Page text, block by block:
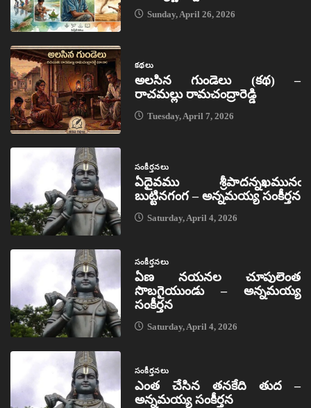
Sunday, April 26, 2026
కథలు
అలసిన గుండెలు (కథ) –
రాచమల్లు రామచంద్రారెడ్డి
Tuesday, April 7, 2026
సంకీర్తనలు
ఏదైవము శ్రీపాదన్నఖమునఁ
బుట్టినగంగ – అన్నమయ్య సంకీర్తన
Saturday, April 4, 2026
సంకీర్తనలు
ఏణ నయనల చూపులెంత
సొబగైయుండు – అన్నమయ్య
సంకీర్తన
Saturday, April 4, 2026
సంకీర్తనలు
ఎంత చేసిన తనకేది తుద –
అన్నమయ్య సంకీర్తన